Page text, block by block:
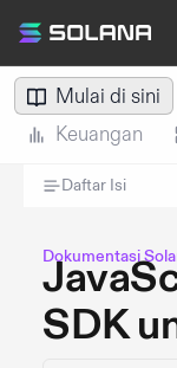
Mulai di sini
Keuangan
Daftar Isi
Dokumentasi
SDK